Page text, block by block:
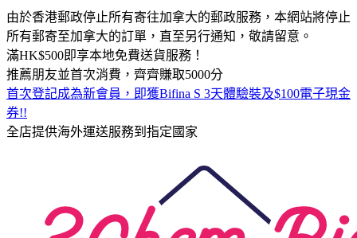
由於香港郵政停止所有寄往加拿大的郵政服務，本網站將停止
所有郵寄至加拿大的訂單，直至另行通知，敬請留意。
滿HK$500即享本地免費送貨服務！
推薦朋友並首次消費，齊齊賺取5000分
首次登記成為新會員，即獲Bifina S 3天體驗裝及$100電子現金
券!!
全店提供海外運送服務到指定國家